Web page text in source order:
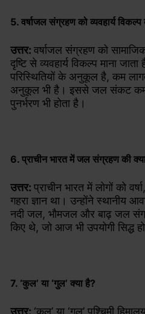
5. वर्षाजल संग्रहण को व्यवहार्य विकल्प
उत्तर: वर्षाजल संग्रहण को
दृष्टि से व्यवहार्य विकल्प माना
परिस्थितियों के अनुकूल है, कम
अनुकूल भी है। इससे जल संकट कम
पुनर्भरण भी होता है।
6. प्राचीन भारत में जल संग्रहण की
उत्तर: प्राचीन भारत में लोगों को
गहरा ज्ञान था। उन्होंने स्थानीय
नदी जल, भौमजल और बाढ़ जल
किए थे, जो आज भी उपयोगी सिद्ध
7. ‘कुल’ या ‘गुल’ क्या है?